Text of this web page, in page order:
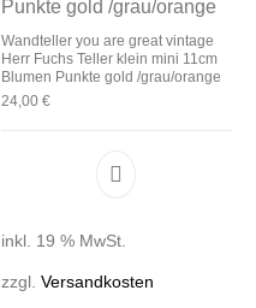
Wandteller you are great vintage
Herr Fuchs Teller klein mini 11cm
Blumen Punkte gold /grau/orange
24,00 €
inkl. 19 % MwSt.
zzgl. Versandkosten